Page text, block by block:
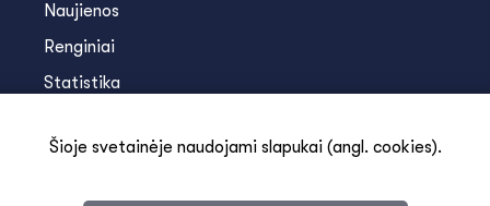
Naujienos
Renginiai
Statistika
Kontaktai
Šioje svetainėje naudojami slapukai (angl. cookies).